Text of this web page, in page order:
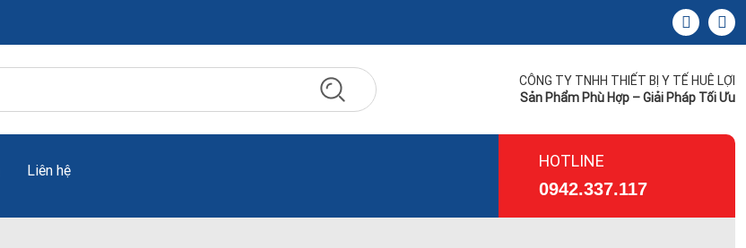
CÔNG TY TNHH THIẾT BỊ Y TẾ HUÊ LỢI
Sản Phẩm Phù Hợp – Giải Pháp Tối Ưu
Liên hệ HOTLINE
0942.337.117